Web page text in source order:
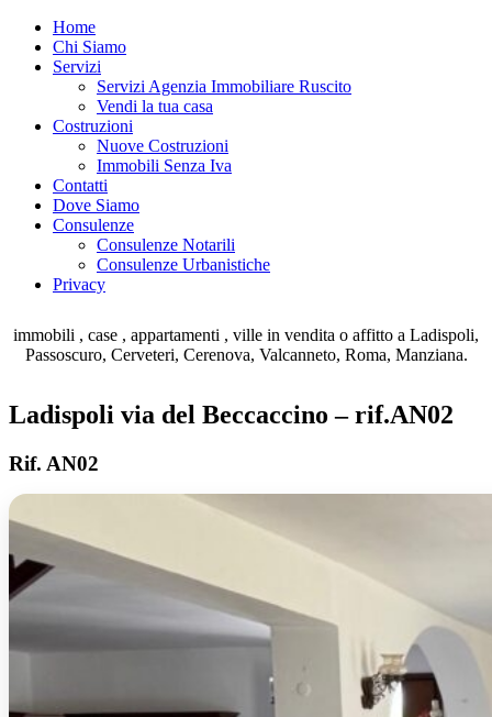
Home
Chi Siamo
Servizi
Servizi Agenzia Immobiliare Ruscito
Vendi la tua casa
Costruzioni
Nuove Costruzioni
Immobili Senza Iva
Contatti
Dove Siamo
Consulenze
Consulenze Notarili
Consulenze Urbanistiche
Privacy
immobili , case , appartamenti , ville in vendita o affitto a Ladispoli,
Passoscuro, Cerveteri, Cerenova, Valcanneto, Roma, Manziana.
Ladispoli via del Beccaccino – rif.AN02
Rif. AN02